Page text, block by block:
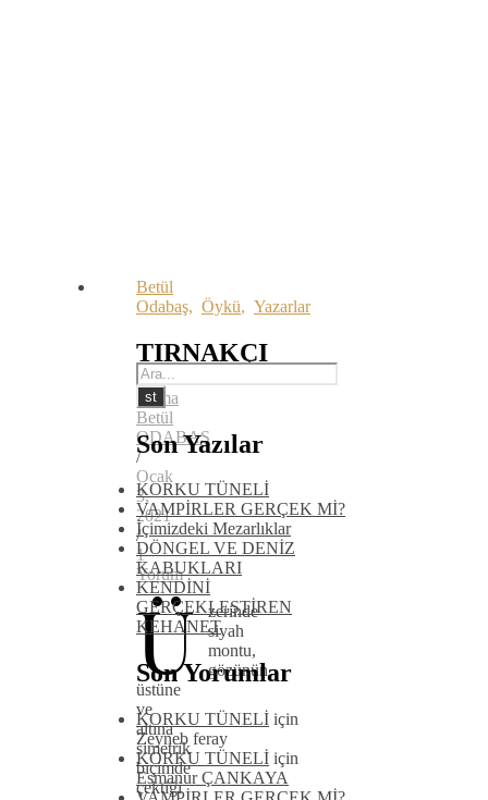
Betül
Odabaş, Öykü, Yazarlar
TIRNAKÇI
Fatma
Betül
ODABAŞ
/
Ocak
3,
2021
/
1
Yorum
Ü
zerinde
siyah
montu,
gözünün
üstüne
ve
altına
simetrik
biçimde
çektiği
Son Yazılar
KORKU TÜNELİ
VAMPİRLER GERÇEK Mİ?
İçimizdeki Mezarlıklar
DÖNGEL VE DENİZ
KABUKLARI
KENDİNİ
GERÇEKLEŞTİREN
KEHANET
Son Yorumlar
KORKU TÜNELİ için
Zeyneb feray
KORKU TÜNELİ için
Esmanur ÇANKAYA